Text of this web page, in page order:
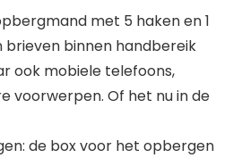
met 5 haken en 1
brieven binnen handbereik
ook mobiele telefoons,
voorwerpen. Of het nu in de
de box voor het opbergen